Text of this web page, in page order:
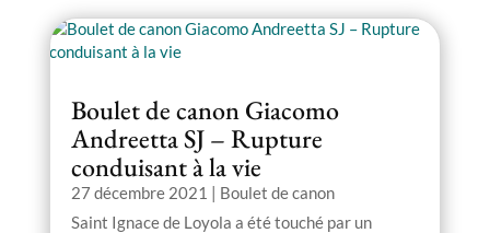
Boulet de canon Giacomo
Andreetta SJ – Rupture
conduisant à la vie
27 décembre 2021 | Boulet de canon
Saint Ignace de Loyola a été touché par un